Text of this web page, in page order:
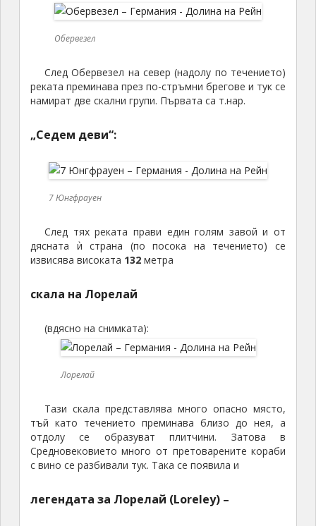
Обервезел
След Обервезел на север (надолу по течението)
реката преминава през по-стръмни брегове и тук се
намират две скални групи. Първата са т.нар.
„Седем деви“:
7 Юнгфрауен
След тях реката прави един голям завой и от
дясната ѝ страна (по посока на течението) се
извисява високата 132 метра
скала на Лорелай
(вдясно на снимката):
Лорелай
Тази скала представлява много опасно място,
тъй като течението преминава близо до нея, а
отдолу се образуват плитчини. Затова в
Средновековието много от претоварените кораби
с вино се разбивали тук. Така се появила и
легендата за Лорелай (Loreley) –